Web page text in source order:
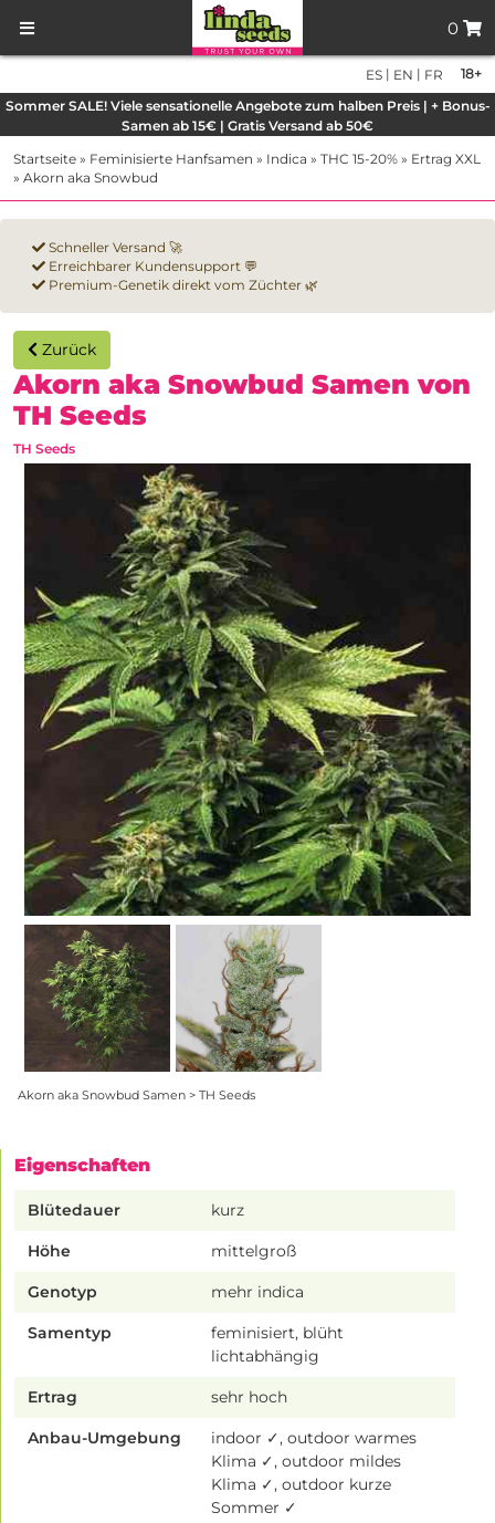
0
18+
ES | EN | FR
Sommer SALE! Viele sensationelle Angebote zum halben Preis | + Bonus-
Samen ab 15€ | Gratis Versand ab 50€
Startseite » Feminisierte Hanfsamen » Indica » THC 15-20% » Ertrag XXL
» Akorn aka Snowbud
Schneller Versand 🚀
Erreichbarer Kundensupport 💬
Premium-Genetik direkt vom Züchter 🌿
Zurück
Akorn aka Snowbud Samen von
TH Seeds
TH Seeds
Akorn aka Snowbud Samen > TH Seeds
Eigenschaften
Blütedauer kurz
Höhe mittelgroß
Genotyp mehr indica
Samentyp
feminisiert, blüht
lichtabhängig
Ertrag sehr hoch
Anbau-Umgebung
indoor ✓, outdoor warmes
Klima ✓, outdoor mildes
Klima ✓, outdoor kurze
Sommer ✓